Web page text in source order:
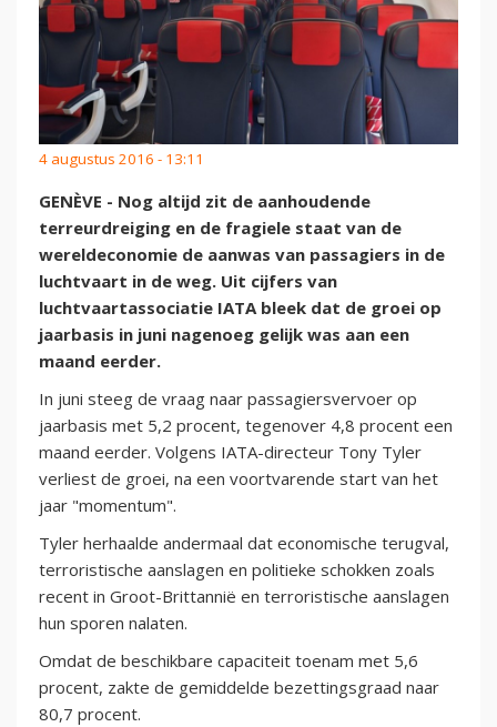
4 augustus 2016 - 13:11
GENÈVE - Nog altijd zit de aanhoudende
terreurdreiging en de fragiele staat van de
wereldeconomie de aanwas van passagiers in de
luchtvaart in de weg. Uit cijfers van
luchtvaartassociatie IATA bleek dat de groei op
jaarbasis in juni nagenoeg gelijk was aan een
maand eerder.
In juni steeg de vraag naar passagiersvervoer op
jaarbasis met 5,2 procent, tegenover 4,8 procent een
maand eerder. Volgens IATA-directeur Tony Tyler
verliest de groei, na een voortvarende start van het
jaar "momentum".
Tyler herhaalde andermaal dat economische terugval,
terroristische aanslagen en politieke schokken zoals
recent in Groot-Brittannië en terroristische aanslagen
hun sporen nalaten.
Omdat de beschikbare capaciteit toenam met 5,6
procent, zakte de gemiddelde bezettingsgraad naar
80,7 procent.